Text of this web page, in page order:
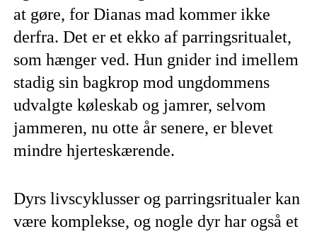
at gøre, for Dianas mad kommer ikke
derfra. Det er et ekko af parringsritualet,
som hænger ved. Hun gnider ind imellem
stadig sin bagkrop mod ungdommens
udvalgte køleskab og jamrer, selvom
jammeren, nu otte år senere, er blevet
mindre hjerteskærende.
Dyrs livscyklusser og parringsritualer kan
være komplekse, og nogle dyr har også et